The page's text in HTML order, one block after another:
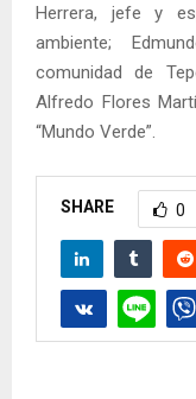
Herrera, jefe y
ambiente;
comunidad de
Alfredo Flores
“Mundo Verde”.
SHARE 0